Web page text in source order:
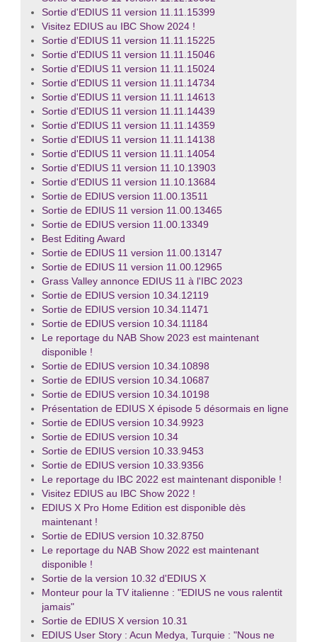
Sortie d'EDIUS 11 version 11.11.15399
Visitez EDIUS au IBC Show 2024 !
Sortie d'EDIUS 11 version 11.11.15225
Sortie d'EDIUS 11 version 11.11.15046
Sortie d'EDIUS 11 version 11.11.15024
Sortie d'EDIUS 11 version 11.11.14734
Sortie d'EDIUS 11 version 11.11.14613
Sortie d'EDIUS 11 version 11.11.14439
Sortie d'EDIUS 11 version 11.11.14359
Sortie d'EDIUS 11 version 11.11.14138
Sortie d'EDIUS 11 version 11.11.14054
Sortie d'EDIUS 11 version 11.10.13903
Sortie d'EDIUS 11 version 11.10.13684
Sortie de EDIUS version 11.00.13511
Sortie de EDIUS 11 version 11.00.13465
Sortie de EDIUS version 11.00.13349
Best Editing Award
Sortie de EDIUS 11 version 11.00.13147
Sortie de EDIUS 11 version 11.00.12965
Grass Valley annonce EDIUS 11 à l'IBC 2023
Sortie de EDIUS version 10.34.12119
Sortie de EDIUS version 10.34.11471
Sortie de EDIUS version 10.34.11184
Le reportage du NAB Show 2023 est maintenant
disponible !
Sortie de EDIUS version 10.34.10898
Sortie de EDIUS version 10.34.10687
Sortie de EDIUS version 10.34.10198
Présentation de EDIUS X épisode 5 désormais en ligne
Sortie de EDIUS version 10.34.9923
Sortie de EDIUS version 10.34
Sortie de EDIUS version 10.33.9453
Sortie de EDIUS version 10.33.9356
Le reportage du IBC 2022 est maintenant disponible !
Visitez EDIUS au IBC Show 2022 !
EDIUS X Pro Home Edition est disponible dès
maintenant !
Sortie de EDIUS version 10.32.8750
Le reportage du NAB Show 2022 est maintenant
disponible !
Sortie de la version 10.32 d'EDIUS X
Monteur pour la TV italienne : "EDIUS ne vous ralentit
jamais"
Sortie de EDIUS X version 10.31
EDIUS User Story : Acun Medya, Turquie : "Nous ne